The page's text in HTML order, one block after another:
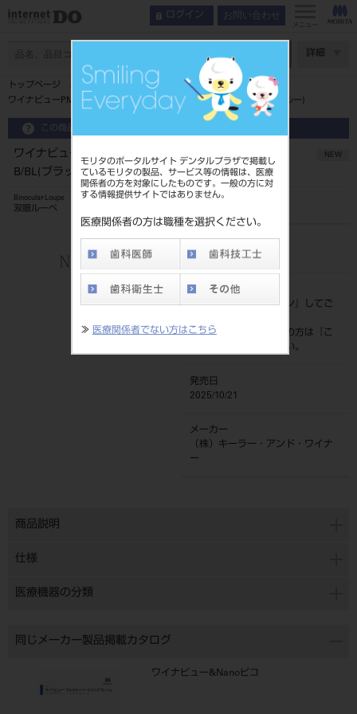
モリタのポータルサイト デンタルプラザで掲載し
ているモリタの製品、サービス等の情報は、医療
関係者の方を対象にしたものです。一般の方に対
する情報提供サイトではありません。
医療関係者の方は職種を選択ください。
≫ 医療関係者でない方はこちら
ログイン お問い合わせ
メニュー
詳細
トップページ
ワイナビューPMフレームTTL･PMルーペセット5.8倍B/BL(ブラック/ブルー)
この商品に関するお問い合わせ
ワイナビューPMフレームTTL･PMルーペセット5.8倍
B/BL(ブラック/ブルー)
NEW
Binocular Loupe
双眼ルーペ
品目コード
206720678B/BL
標準価格
価格の確認は『ログイン
』してご
ネット会員登録がまだの方は『
こ
』より登録ください。
発売日
2025/10/21
メーカー
（株）キーラー・アンド・ワイナ
ー
商品説明
仕様
医療機器の分類
同じメーカー製品掲載カタログ
ワイナビュー&Nanoピコ